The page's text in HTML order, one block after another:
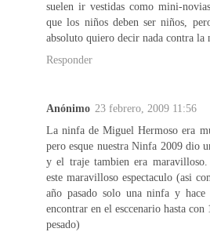
suelen ir vestidas como mini-
que los niños deben ser niños,
absoluto quiero decir nada contra la
Responder
Anónimo 23 febrero, 2009 11:56
La ninfa de Miguel Hermoso era
pero esque nuestra Ninfa 2009 dio
y el traje tambien era maravilloso.
este maravilloso espectaculo (asi
año pasado solo una ninfa y
encontrar en el esccenario hasta
pesado)